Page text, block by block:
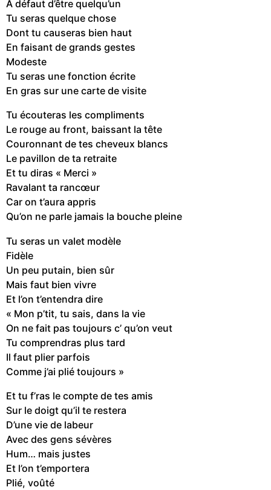
À défaut d’être quelqu’un
Tu seras quelque chose
Dont tu causeras bien haut
En faisant de grands gestes
Modeste
Tu seras une fonction écrite
En gras sur une carte de visite
Tu écouteras les compliments
Le rouge au front, baissant la tête
Couronnant de tes cheveux blancs
Le pavillon de ta retraite
Et tu diras « Merci »
Ravalant ta rancœur
Car on t’aura appris
Qu’on ne parle jamais la bouche pleine
Tu seras un valet modèle
Fidèle
Un peu putain, bien sûr
Mais faut bien vivre
Et l’on t’entendra dire
« Mon p’tit, tu sais, dans la vie
On ne fait pas toujours c’ qu’on veut
Tu comprendras plus tard
Il faut plier parfois
Comme j’ai plié toujours »
Et tu f’ras le compte de tes amis
Sur le doigt qu’il te restera
D’une vie de labeur
Avec des gens sévères
Hum… mais justes
Et l’on t’emportera
Plié, voûté